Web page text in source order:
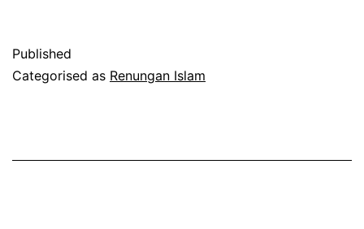
Published
Categorised as Renungan Islam